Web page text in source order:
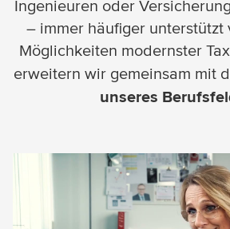
Ingenieuren oder
– immer häufiger unterstützt
Möglichkeiten modernster
erweitern wir gemeinsam mit
unseres